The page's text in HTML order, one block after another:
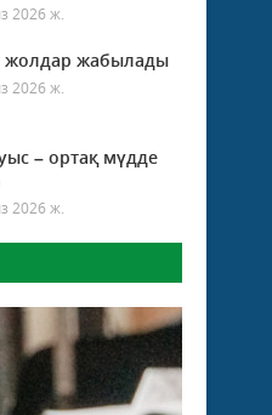
2026 ж.
жолдар жабылады
2026 ж.
– ортақ мүдде
2026 ж.